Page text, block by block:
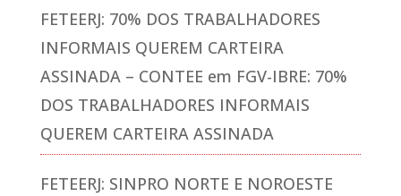
FETEERJ: 70% DOS TRABALHADORES
INFORMAIS QUEREM CARTEIRA
ASSINADA – CONTEE em FGV-IBRE: 70%
DOS TRABALHADORES INFORMAIS
QUEREM CARTEIRA ASSINADA
FETEERJ: SINPRO NORTE E NOROESTE